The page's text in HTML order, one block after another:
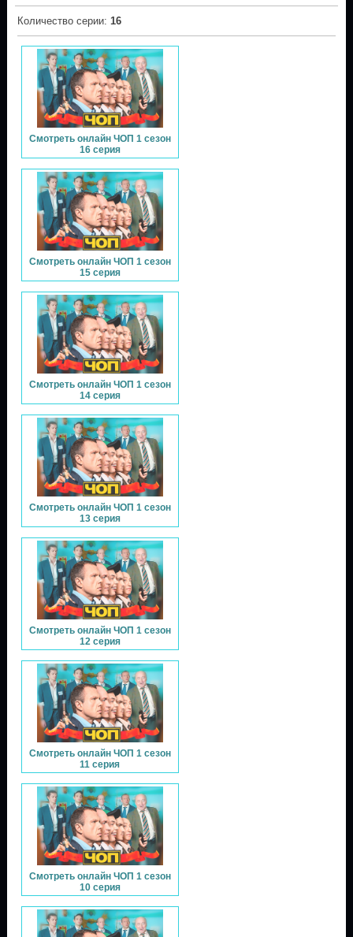
Количество серии: 16
Смотреть онлайн ЧОП 1 сезон
16 серия
Смотреть онлайн ЧОП 1 сезон
15 серия
Смотреть онлайн ЧОП 1 сезон
14 серия
Смотреть онлайн ЧОП 1 сезон
13 серия
Смотреть онлайн ЧОП 1 сезон
12 серия
Смотреть онлайн ЧОП 1 сезон
11 серия
Смотреть онлайн ЧОП 1 сезон
10 серия